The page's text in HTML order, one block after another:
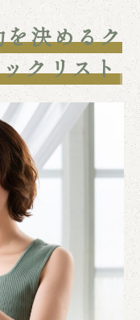
決めるク
クリスト